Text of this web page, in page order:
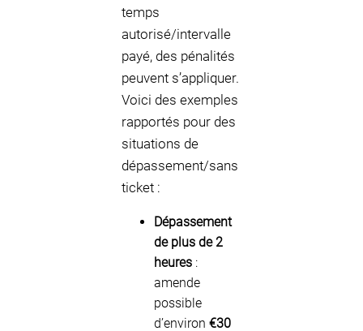
temps
autorisé/intervalle
payé, des pénalités
peuvent s’appliquer.
Voici des exemples
rapportés pour des
situations de
dépassement/sans
ticket :
Dépassement
de plus de 2
heures :
amende
possible
d’environ €30